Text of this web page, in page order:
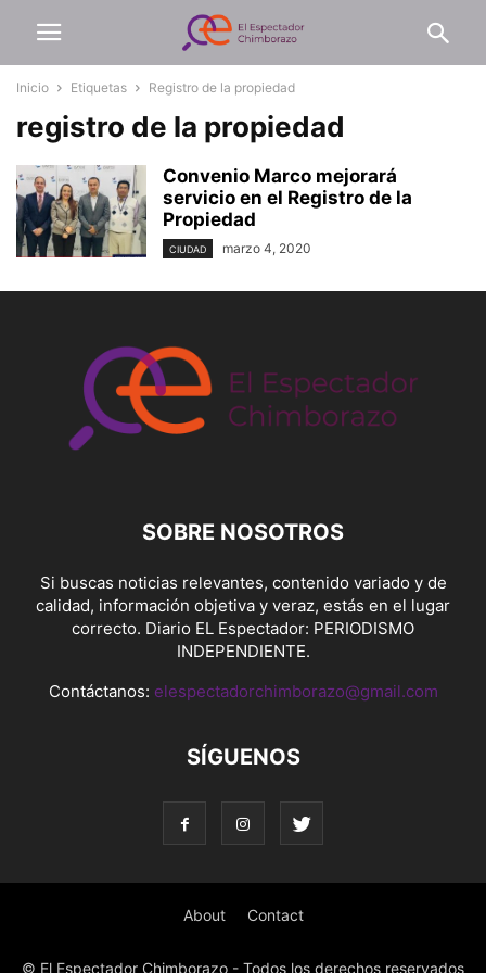
Inicio Etiquetas Registro de la propiedad
registro de la propiedad
Convenio Marco mejorará
servicio en el Registro de la
Propiedad
CIUDAD marzo 4, 2020
SOBRE NOSOTROS
Si buscas noticias relevantes, contenido variado y de
calidad, información objetiva y veraz, estás en el lugar
correcto. Diario EL Espectador: PERIODISMO
INDEPENDIENTE.
Contáctanos: elespectadorchimborazo@gmail.com
SÍGUENOS
About Contact
© El Espectador Chimborazo - Todos los derechos reservados